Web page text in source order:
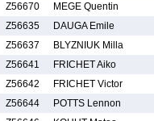
Z56670
MEGE Quentin
Z56635
DAUGA Emile
Z56637
BLYZNIUK Milla
Z56641
FRICHET Aiko
Z56642
FRICHET Victor
Z56644
POTTS Lennon